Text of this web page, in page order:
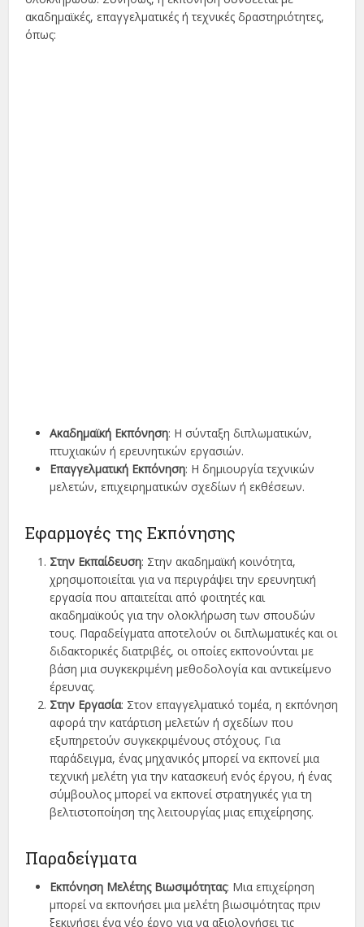
ακαδημαϊκές, επαγγελματικές ή τεχνικές δραστηριότητες,
όπως:
Ακαδημαϊκή Εκπόνηση: Η σύνταξη διπλωματικών,
πτυχιακών ή ερευνητικών εργασιών.
Επαγγελματική Εκπόνηση: Η δημιουργία τεχνικών
μελετών, επιχειρηματικών σχεδίων ή εκθέσεων.
Εφαρμογές της Εκπόνησης
Στην Εκπαίδευση: Στην ακαδημαϊκή κοινότητα,
χρησιμοποιείται για να περιγράψει την ερευνητική
εργασία που απαιτείται από φοιτητές και
ακαδημαϊκούς για την ολοκλήρωση των σπουδών
τους. Παραδείγματα αποτελούν οι διπλωματικές και οι
διδακτορικές διατριβές, οι οποίες εκπονούνται με
βάση μια συγκεκριμένη μεθοδολογία και αντικείμενο
έρευνας.
Στην Εργασία: Στον επαγγελματικό τομέα, η εκπόνηση
αφορά την κατάρτιση μελετών ή σχεδίων που
εξυπηρετούν συγκεκριμένους στόχους. Για
παράδειγμα, ένας μηχανικός μπορεί να εκπονεί μια
τεχνική μελέτη για την κατασκευή ενός έργου, ή ένας
σύμβουλος μπορεί να εκπονεί στρατηγικές για τη
βελτιστοποίηση της λειτουργίας μιας επιχείρησης.
Παραδείγματα
Εκπόνηση Μελέτης Βιωσιμότητας: Μια επιχείρηση
μπορεί να εκπονήσει μια μελέτη βιωσιμότητας πριν
ξεκινήσει ένα νέο έργο για να αξιολογήσει τις